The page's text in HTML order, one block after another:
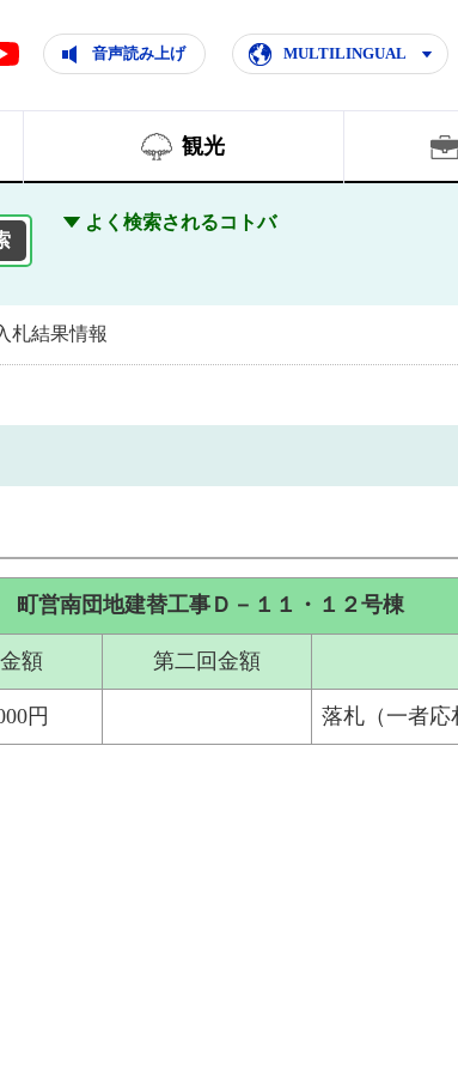
みよいまち
Youtube 音声読み上げ MULTILINGUAL
観光
よく検索されるコトバ
札結果情報
営南団地建替工事Ｄ－１１・１２号棟
額 第二回金額
円 落札（一者応